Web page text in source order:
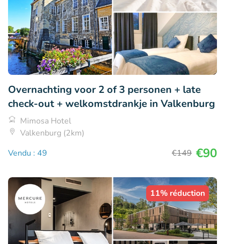
Overnachting voor 2 of 3 personen + late
check-out + welkomstdrankje in Valkenburg
Mimosa Hotel
Valkenburg (2km)
Vendu : 49
€149 €90
11% réduction